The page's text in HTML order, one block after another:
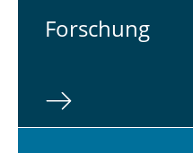
For­schung